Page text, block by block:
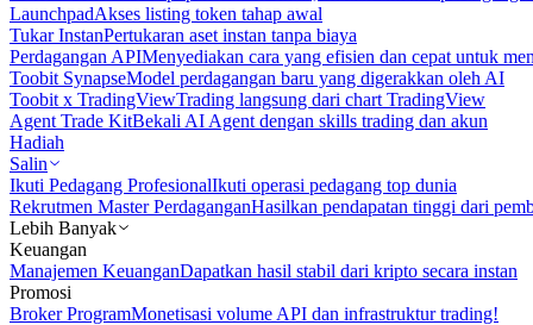
LaunchpadAkses listing token tahap awal
Tukar InstanPertukaran aset instan tanpa biaya
Perdagangan APIMenyediakan cara yang efisien dan cepat untuk
Toobit SynapseModel perdagangan baru yang digerakkan oleh AI
Toobit x TradingViewTrading langsung dari chart TradingView
Agent Trade KitBekali AI Agent dengan skills trading dan akun
Hadiah
Salin
Ikuti Pedagang ProfesionalIkuti operasi pedagang top dunia
Rekrutmen Master PerdaganganHasilkan pendapatan tinggi dari
Lebih Banyak
Keuangan
Manajemen KeuanganDapatkan hasil stabil dari kripto secara instan
Promosi
Broker ProgramMonetisasi volume API dan infrastruktur trading!